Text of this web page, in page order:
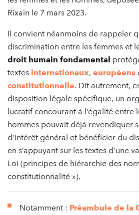
Rixain le 7 mars 2023.
Il convient néanmoins de rappeler
discrimination entre les femmes et
droit humain fondamental
textes internationaux, européens
constitutionnelle. Dit autrement,
disposition légale spécifique, un
lucratif concourant à l’égalité entre
hommes pouvait déjà revendiquer
d’intérêt général et bénéficier du
en s’appuyant sur les textes d’une
Loi (principes de hiérarchie des
constitutionnalité »).
Notamment : Préambule de la